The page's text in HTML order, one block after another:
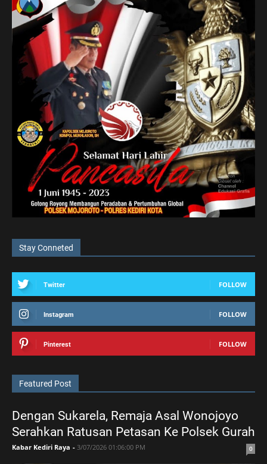
Stay Conneted
Twitter FOLLOW
Instagram FOLLOW
Pinterest FOLLOW
Featured Post
Dengan Sukarela, Remaja Asal Wonojoyo
Serahkan Ratusan Petasan Ke Polsek Gurah
Kabar Kediri Raya - 3/07/2026 01:06:00 PM 0